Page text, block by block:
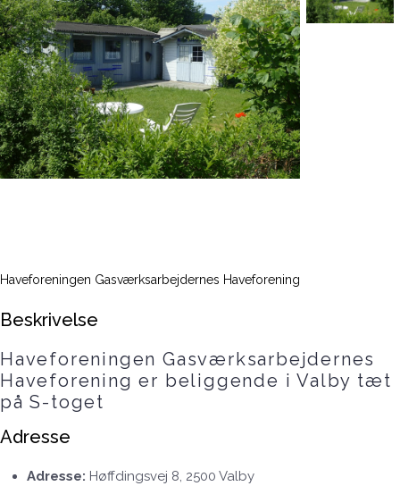
Haveforeningen Gasværksarbejdernes Haveforening
Beskrivelse
Haveforeningen Gasværksarbejdernes
Haveforening er beliggende i Valby tæt
på S-toget
Adresse
Adresse: Høffdingsvej 8, 2500 Valby